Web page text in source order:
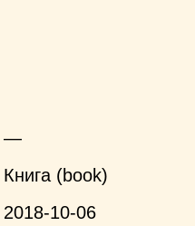
—
Книга (book)
2018-10-06